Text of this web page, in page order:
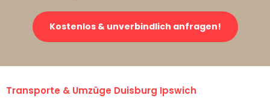
Kostenlos & unverbindlich anfragen!
Transporte & Umzüge Duisburg Ipswich